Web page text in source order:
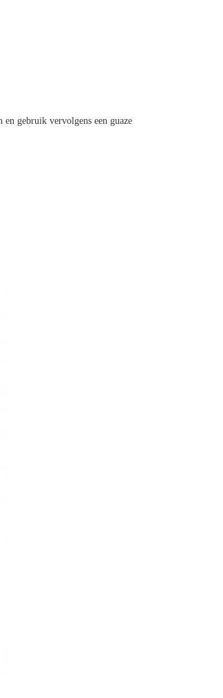
gebruik vervolgens een guaze